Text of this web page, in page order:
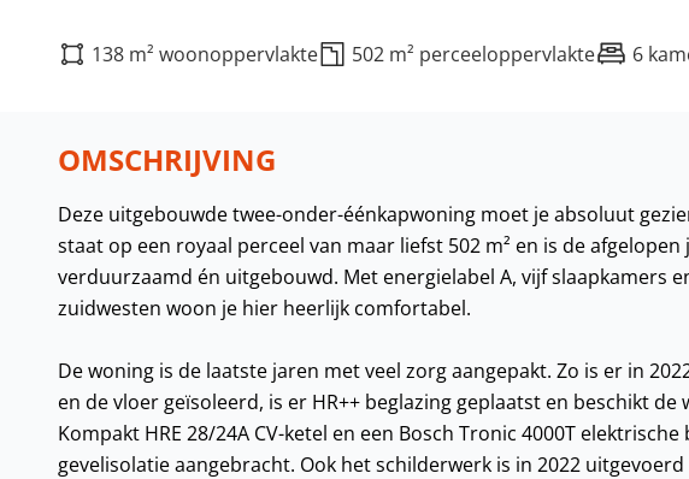
138 m² woonoppervlakte 502 m² perceeloppervlakte 6
OMSCHRIJVING
Deze uitgebouwde twee-onder-éénkapwoning moet je absoluut
staat op een royaal perceel van maar liefst 502 m² en is de
verduurzaamd én uitgebouwd. Met energielabel A, vijf slaapkamers
zuidwesten woon je hier heerlijk comfortabel.
De woning is de laatste jaren met veel zorg aangepakt. Zo is er in
en de vloer geïsoleerd, is er HR++ beglazing geplaatst en beschikt
Kompakt HRE 28/24A CV-ketel en een Bosch Tronic 4000T
gevelisolatie aangebracht. Ook het schilderwerk is in 2022